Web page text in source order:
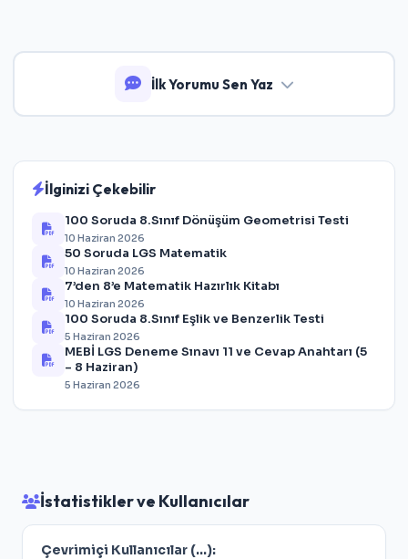
İlk Yorumu Sen Yaz
İlginizi Çekebilir
100 Soruda 8.Sınıf Dönüşüm Geometrisi Testi
10 Haziran 2026
50 Soruda LGS Matematik
10 Haziran 2026
7’den 8’e Matematik Hazırlık Kitabı
10 Haziran 2026
100 Soruda 8.Sınıf Eşlik ve Benzerlik Testi
5 Haziran 2026
MEBİ LGS Deneme Sınavı 11 ve Cevap Anahtarı (5
– 8 Haziran)
5 Haziran 2026
İstatistikler ve Kullanıcılar
Çevrimiçi Kullanıcılar (...):